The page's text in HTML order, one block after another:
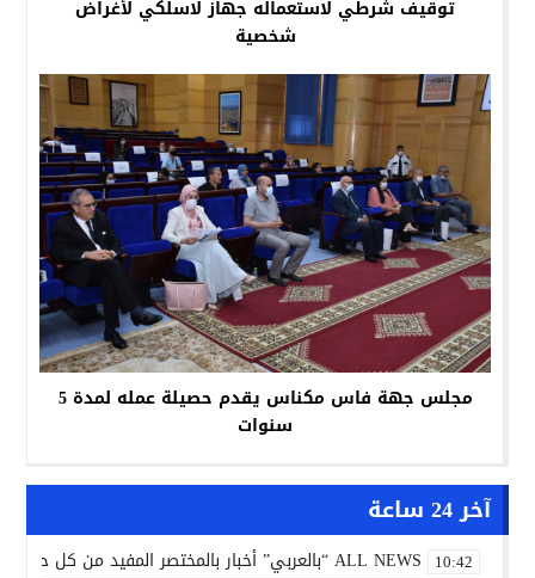
توقيف شرطي لاستعماله جهاز لاسلكي لأغراض
شخصية
مجلس جهة فاس مكناس يقدم حصيلة عمله لمدة 5
سنوات
آخر 24 ساعة
10:42 ALL NEWS “بالعربي” أخبار بالمختصر المفيد من كل حدب وصوب